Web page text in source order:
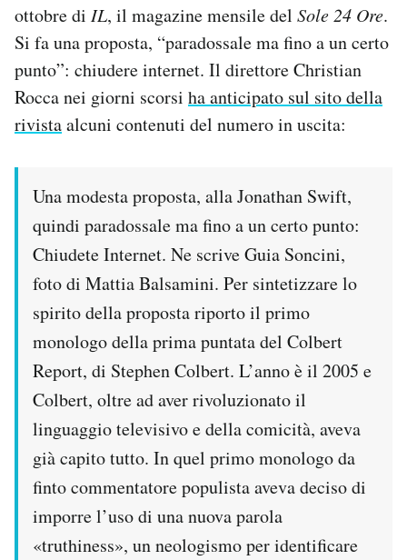
SHOP
CALENDARIO
AREA PERSONALE
Newsletter
Notifiche mobile
Regala il Post
ottobre di IL, il magazine mensile del Sole 24 Ore.
Si fa una proposta, “paradossale ma fino a un certo
punto”: chiudere internet. Il direttore Christian
Rocca nei giorni scorsi ha anticipato sul sito della
rivistaalcuni contenuti del numero in uscita:
Una modesta proposta, alla Jonathan Swift,
quindi paradossale ma fino a un certo punto:
Chiudete Internet. Ne scrive Guia Soncini,
foto di Mattia Balsamini. Per sintetizzare lo
spirito della proposta riporto il primo
monologo della prima puntata del Colbert
Report, di Stephen Colbert. L’anno è il 2005 e
Colbert, oltre ad aver rivoluzionato il
linguaggio televisivo e della comicità, aveva
già capito tutto. In quel primo monologo da
finto commentatore populista aveva deciso di
imporre l’uso di una nuova parola
«truthiness», un neologismo per identificare